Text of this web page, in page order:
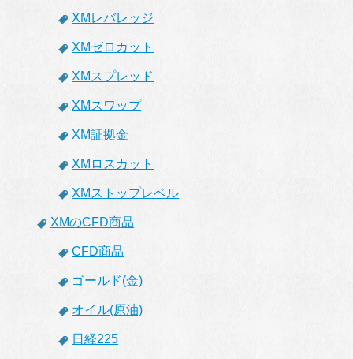
XMレバレッジ
XMゼロカット
XMスプレッド
XMスワップ
XM証拠金
XMロスカット
XMストップレベル
XMのCFD商品
CFD商品
ゴールド(金)
オイル(原油)
日経225